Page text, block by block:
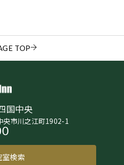
TOP
国中央
市川之江町1902-1
室検索